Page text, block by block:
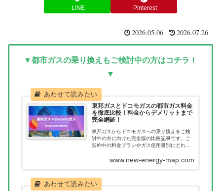
LINE Pinterest
2026.05.06 2026.07.26
▼都市ガスの乗り換えもご検討中の方はコチラ！
▼
東邦ガスとドコモガスの都市ガス料金
を徹底比較！料金からデメリットまで
完全網羅！
東邦ガスからドコモガスへの乗り換えをご検
討中の方に向けた完全版の比較記事です。ご
契約中の料金プランやガス使用量別にどれだ
す。ガス会社を乗り換えたあとに料金が高く
い。
www.new-energy-map.com